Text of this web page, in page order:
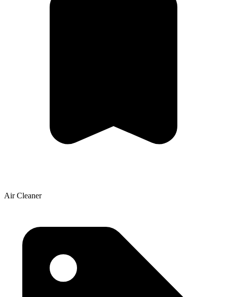
Air Cleaner